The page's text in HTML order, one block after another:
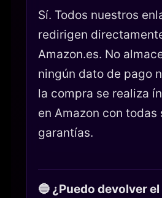
Sí. Todos nuestros
redirigen
Amazon.es. No
ningún dato de pago
la compra se realiza
en Amazon con todas
garantías.
🔵 ¿Puedo devolver